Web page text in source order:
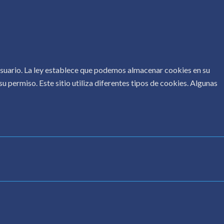
La ley establece que podemos almacenar cookies en su
permiso. Este sitio utiliza diferentes tipos de cookies. Algunas